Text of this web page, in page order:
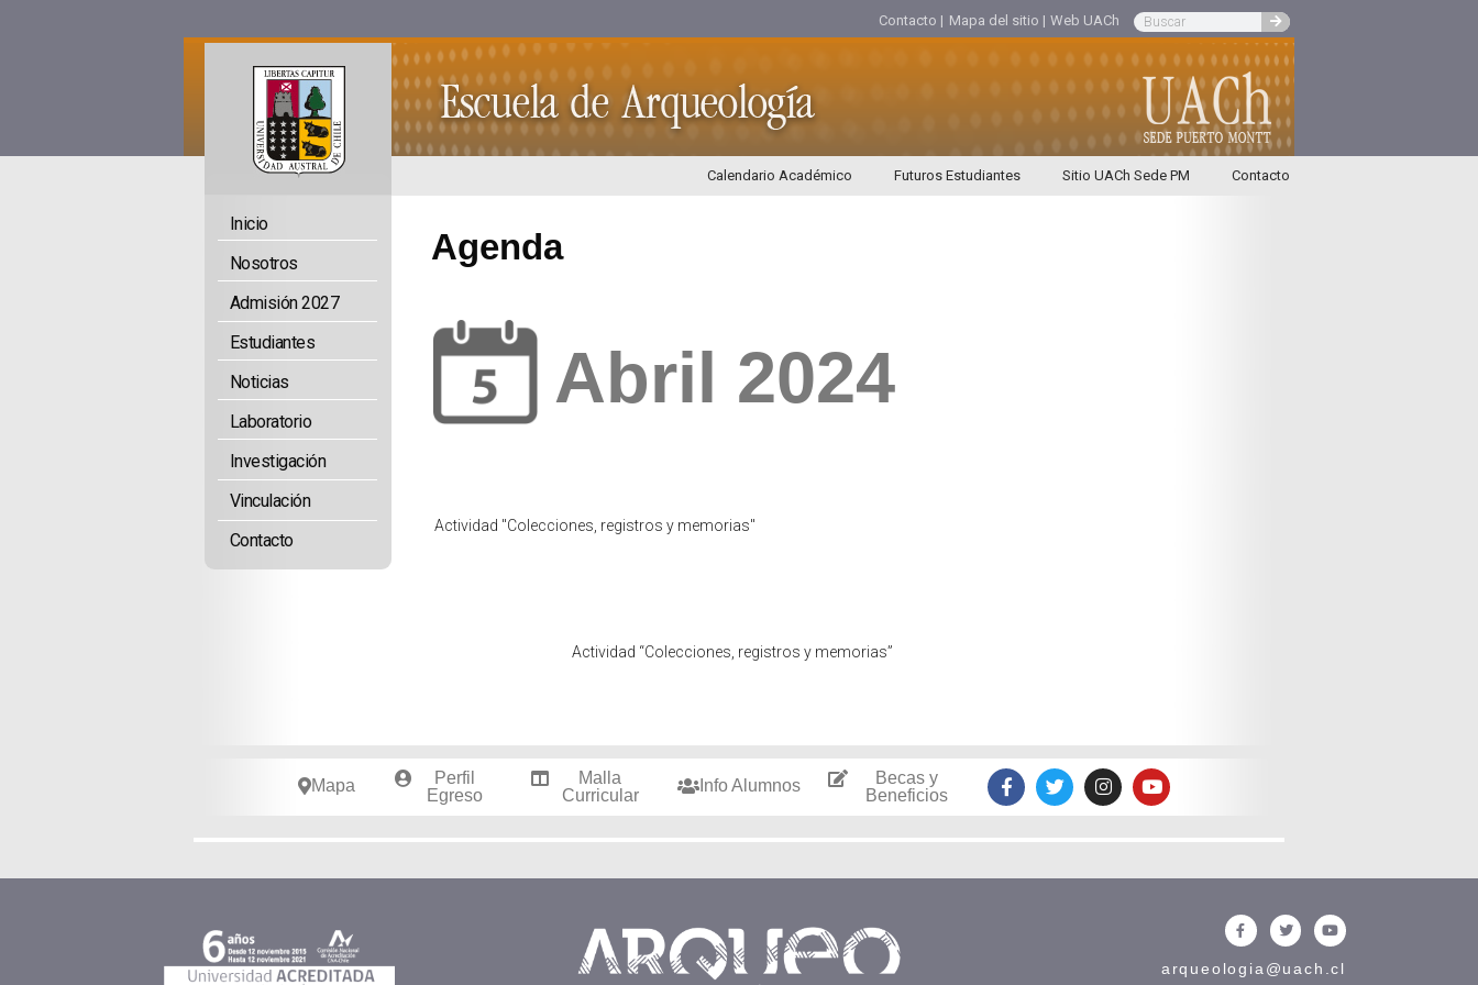
Contacto | Mapa del sitio | Web UACh
Calendario Académico Futuros Estudiantes Sitio UACh Sede PM Contacto
Inicio
Nosotros
Admisión 2027
Estudiantes
Noticias
Laboratorio
Investigación
Vinculación
Contacto
Agenda
Abril 2024
Actividad "Colecciones, registros y memorias"
Actividad “Colecciones, registros y memorias”
Mapa
Perfil
Egreso
Malla
Curricular
Info Alumnos
Becas y
Beneficios
arqueologia@uach.cl